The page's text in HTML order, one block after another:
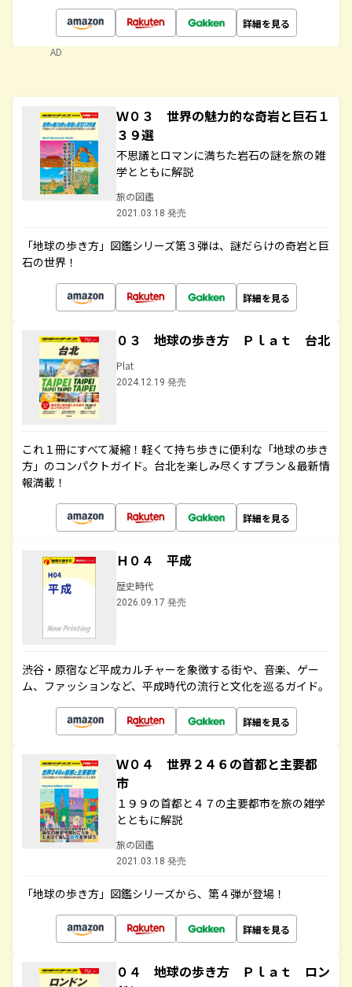
詳細を見る
AD
Ｗ０３ 世界の魅力的な奇岩と巨石１
３９選
不思議とロマンに満ちた岩石の謎を旅の雑
学とともに解説
旅の図鑑
2021.03.18 発売
「地球の歩き方」図鑑シリーズ第３弾は、謎だらけの奇岩と巨
石の世界！
詳細を見る
０３ 地球の歩き方 Ｐｌａｔ 台北
Plat
2024.12.19 発売
これ１冊にすべて凝縮！軽くて持ち歩きに便利な「地球の歩き
方」のコンパクトガイド。台北を楽しみ尽くすプラン＆最新情
報満載！
詳細を見る
Ｈ０４ 平成
歴史時代
2026.09.17 発売
渋谷・原宿など平成カルチャーを象徴する街や、音楽、ゲー
ム、ファッションなど、平成時代の流行と文化を巡るガイド。
詳細を見る
Ｗ０４ 世界２４６の首都と主要都
市
１９９の首都と４７の主要都市を旅の雑学
とともに解説
旅の図鑑
2021.03.18 発売
「地球の歩き方」図鑑シリーズから、第４弾が登場！
詳細を見る
０４ 地球の歩き方 Ｐｌａｔ ロン